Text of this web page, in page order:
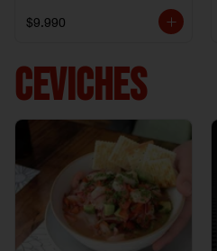
$9.990
CEVICHES